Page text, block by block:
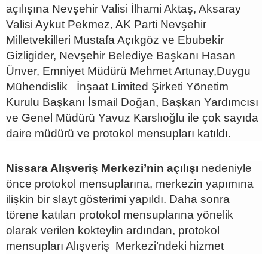
açılışına Nevşehir Valisi İlhami Aktaş, Aksaray
Valisi Aykut Pekmez, AK Parti Nevşehir
Milletvekilleri Mustafa Açıkgöz ve Ebubekir
Gizligider, Nevşehir Belediye Başkanı Hasan
Ünver, Emniyet Müdürü Mehmet Artunay,Duygu
Mühendislik İnşaat Limited Şirketi Yönetim
Kurulu Başkanı İsmail Doğan, Başkan Yardımcısı
ve Genel Müdürü Yavuz Karslıoğlu ile çok sayıda
daire müdürü ve protokol mensupları katıldı.
Nissara Alışveriş Merkezi’nin açılışı nedeniyle
önce protokol mensuplarına, merkezin yapımına
ilişkin bir slayt gösterimi yapıldı. Daha sonra
törene katılan protokol mensuplarına yönelik
olarak verilen kokteylin ardından, protokol
mensupları Alışveriş Merkezi’ndeki hizmet